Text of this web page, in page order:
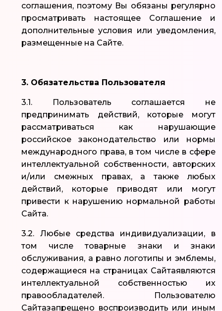
соглашения, поэтому Вы обязаны регулярно
просматривать настоящее Соглашение и
дополнительные условия или уведомления,
размещенные на Сайте.
3. Обязательства Пользователя
3.1. Пользователь соглашается не
предпринимать действий, которые могут
рассматриваться как нарушающие
российское законодательство или нормы
международного права, в том числе в сфере
интеллектуальной собственности, авторских
и/или смежных правах, а также любых
действий, которые приводят или могут
привести к нарушению нормальной работы
Сайта.
3.2. Любые средства индивидуализации, в
том числе товарные знаки и знаки
обслуживания, а равно логотипы и эмблемы,
содержащиеся на страницах Сайтаявляются
интеллектуальной собственностью их
правообладателей. Пользователю
Сайтазапрещено воспроизводить или иным